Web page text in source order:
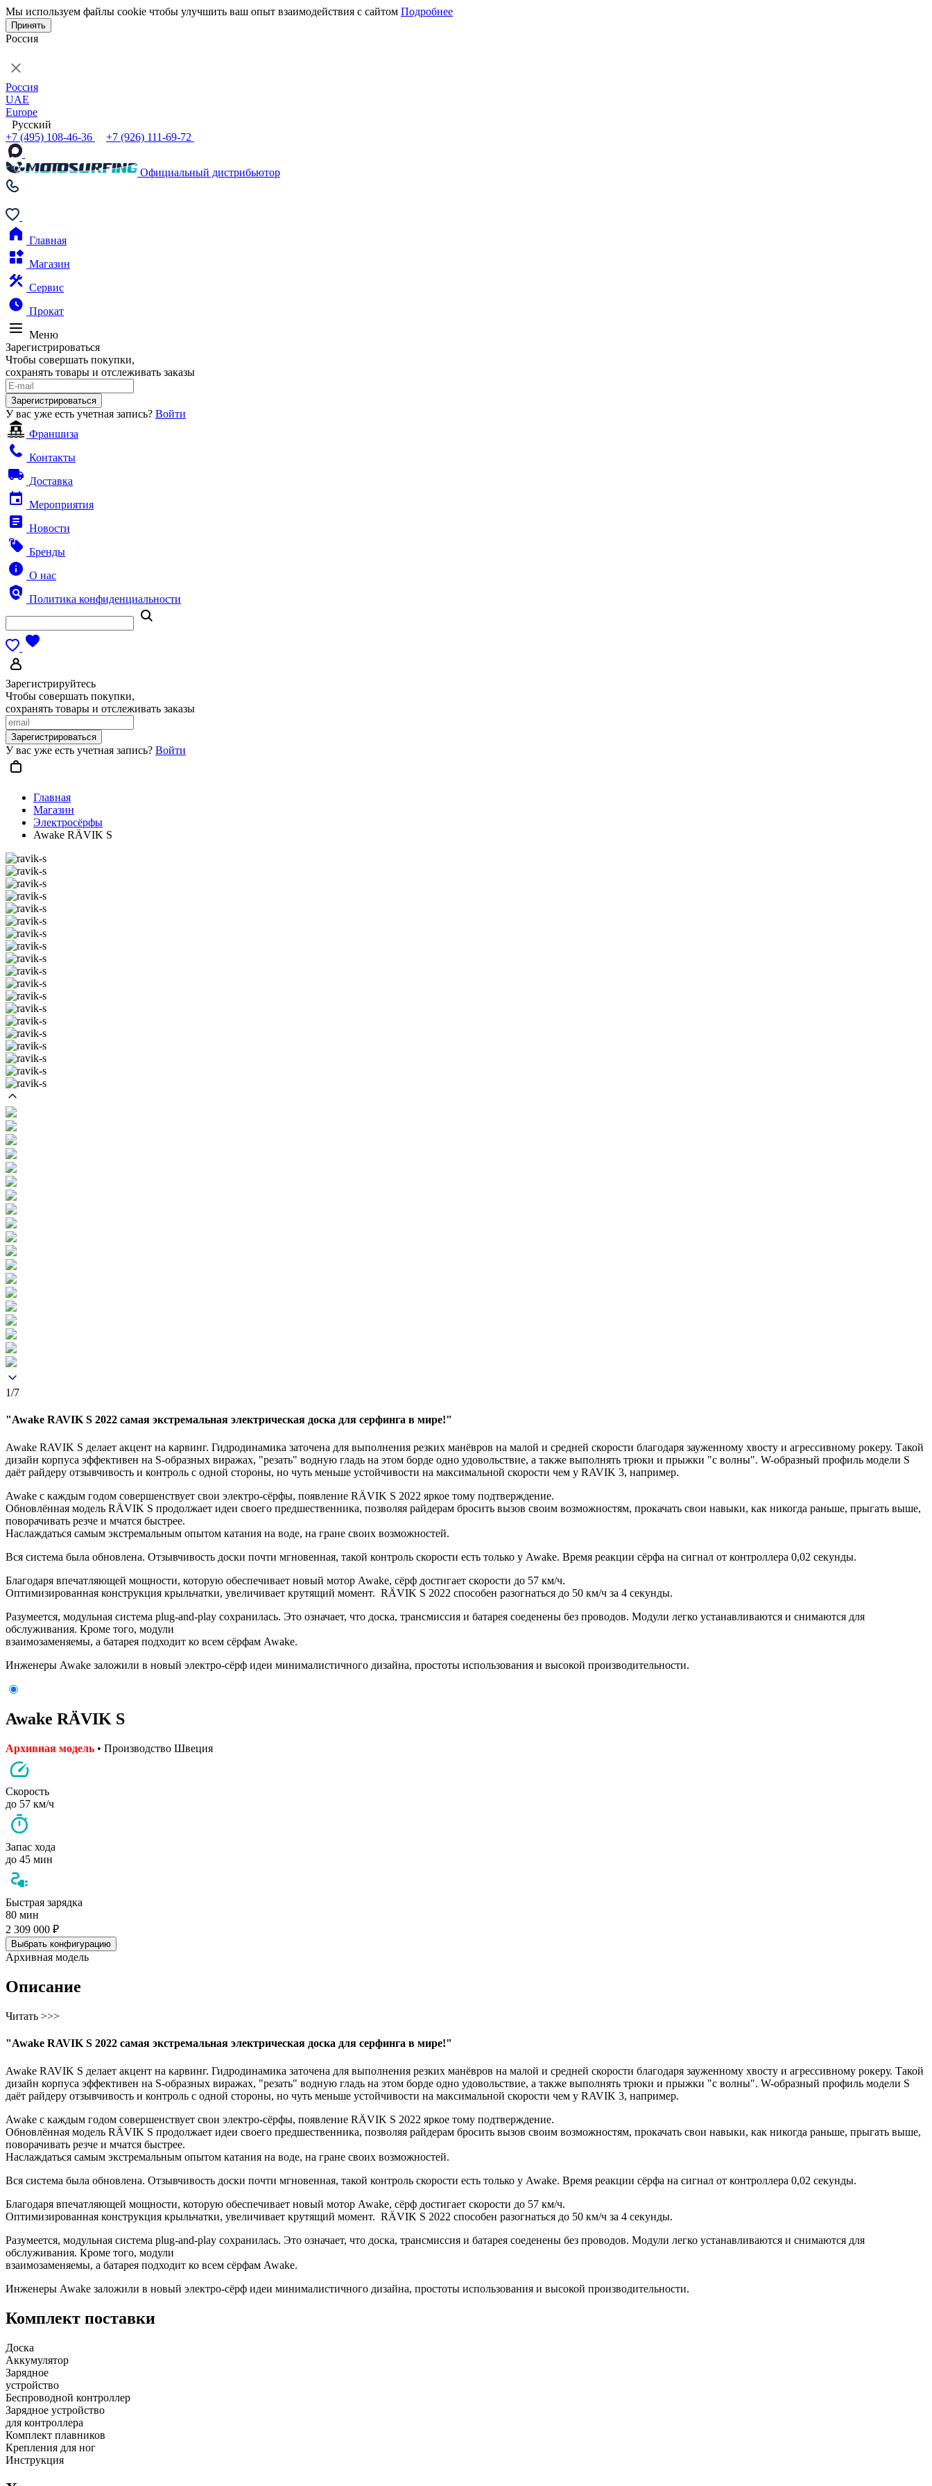
Мы используем файлы cookie чтобы улучшить ваш опыт взаимодействия с сайтом Подробнее
Принять
Россия
Россия
UAE
Europe
Русский
+7 (495) 108-46-36
+7 (926) 111-69-72
Официальный дистрибьютор
Главная
Магазин
Сервис
Прокат
Меню
Зарегистрироваться
Чтобы совершать покупки,
сохранять товары и отслеживать заказы
Зарегистрироваться
У вас уже есть учетная запись? Войти
Франшиза
Контакты
Доставка
Мероприятия
Новости
Бренды
О нас
Политика конфиденциальности
Зарегистрируйтесь
Чтобы совершать покупки,
сохранять товары и отслеживать заказы
Зарегистрироваться
У вас уже есть учетная запись? Войти
Главная
Магазин
Электросёрфы
Awake RÄVIK S
1/7
"Awake RAVIK S 2022 самая экстремальная электрическая доска для серфинга в мире!"
Awake RAVIK S делает акцент на карвинг. Гидродинамика заточена для выполнения резких манёвров на малой и средней скорости благодаря зауженному хвосту и агрессивному рокеру. Такой
дизайн корпуса эффективен на S-образных виражах, "резать" водную гладь на этом борде одно удовольствие, а также выполнять трюки и прыжки "с волны". W-образный профиль модели S
даёт райдеру отзывчивость и контроль с одной стороны, но чуть меньше устойчивости на максимальной скорости чем у RAVIK 3, например.
Awake с каждым годом совершенствует свои электро-сёрфы, появление RÄVIK S 2022 яркое тому подтверждение.
Обновлённая модель RÄVIK S продолжает идеи своего предшественника, позволяя райдерам бросить вызов своим возможностям, прокачать свои навыки, как никогда раньше, прыгать выше,
поворачивать резче и мчатся быстрее.
Наслаждаться самым экстремальным опытом катания на воде, на гране своих возможностей.
Вся система была обновлена. Отзывчивость доски почти мгновенная, такой контроль скорости есть только у Awake. Время реакции сёрфа на сигнал от контроллера 0,02 секунды.
Благодаря впечатляющей мощности, которую обеспечивает новый мотор Awake, сёрф достигает скорости до 57 км/ч.
Оптимизированная конструкция крыльчатки, увеличивает крутящий момент. RÄVIK S 2022 способен разогнаться до 50 км/ч за 4 секунды.
Разумеется, модульная система plug-and-play сохранилась. Это означает, что доска, трансмиссия и батарея соеденены без проводов. Модули легко устанавливаются и снимаются для
обслуживания. Кроме того, модули
взаимозаменяемы, а батарея подходит ко всем сёрфам Awake.
Инженеры Awake заложили в новый электро-сёрф идеи минималистичного дизайна, простоты использования и высокой производительности.
Awake RÄVIK S
Архивная модель • Производство Швеция
Скорость
до 57 км/ч
Запас хода
до 45 мин
Быстрая зарядка
80 мин
2 309 000 ₽
Выбрать конфигурацию
Архивная модель
Описание
Читать >>>
"Awake RAVIK S 2022 самая экстремальная электрическая доска для серфинга в мире!"
Awake RAVIK S делает акцент на карвинг. Гидродинамика заточена для выполнения резких манёвров на малой и средней скорости благодаря зауженному хвосту и агрессивному рокеру. Такой
дизайн корпуса эффективен на S-образных виражах, "резать" водную гладь на этом борде одно удовольствие, а также выполнять трюки и прыжки "с волны". W-образный профиль модели S
даёт райдеру отзывчивость и контроль с одной стороны, но чуть меньше устойчивости на максимальной скорости чем у RAVIK 3, например.
Awake с каждым годом совершенствует свои электро-сёрфы, появление RÄVIK S 2022 яркое тому подтверждение.
Обновлённая модель RÄVIK S продолжает идеи своего предшественника, позволяя райдерам бросить вызов своим возможностям, прокачать свои навыки, как никогда раньше, прыгать выше,
поворачивать резче и мчатся быстрее.
Наслаждаться самым экстремальным опытом катания на воде, на гране своих возможностей.
Вся система была обновлена. Отзывчивость доски почти мгновенная, такой контроль скорости есть только у Awake. Время реакции сёрфа на сигнал от контроллера 0,02 секунды.
Благодаря впечатляющей мощности, которую обеспечивает новый мотор Awake, сёрф достигает скорости до 57 км/ч.
Оптимизированная конструкция крыльчатки, увеличивает крутящий момент. RÄVIK S 2022 способен разогнаться до 50 км/ч за 4 секунды.
Разумеется, модульная система plug-and-play сохранилась. Это означает, что доска, трансмиссия и батарея соеденены без проводов. Модули легко устанавливаются и снимаются для
обслуживания. Кроме того, модули
взаимозаменяемы, а батарея подходит ко всем сёрфам Awake.
Инженеры Awake заложили в новый электро-сёрф идеи минималистичного дизайна, простоты использования и высокой производительности.
Комплект поставки
Доска
Аккумулятор
Зарядное
устройство
Беспроводной контроллер
Зарядное устройство
для контроллера
Комплект плавников
Крепления для ног
Инструкция